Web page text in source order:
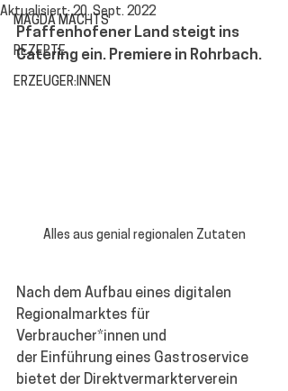
MAGDA MACHTS
REZEPTE
ERZEUGER:INNEN
Aktualisiert:20. Sept. 2022
Pfaffenhofener Land steigt ins
Catering ein. Premiere in Rohrbach.
Alles aus genial regionalen Zutaten
Nach dem Aufbau eines digitalen
Regionalmarktes für
Verbraucher*innen und
der Einführung eines Gastroservice
bietet der Direktvermarkterverein